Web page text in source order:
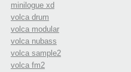
minilogue xd
volca drum
volca modular
volca nubass
volca sample2
volca fm2